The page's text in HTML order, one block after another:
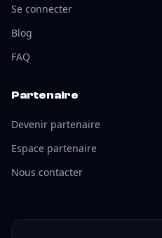
Se connecter
Blog
FAQ
Partenaire
Devenir partenaire
Espace partenaire
Nous contacter